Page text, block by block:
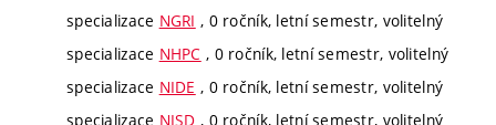
specializace NGRI , 0 ročník, letní semestr, volitelný
specializace NHPC , 0 ročník, letní semestr, volitelný
specializace NIDE , 0 ročník, letní semestr, volitelný
specializace NISD , 0 ročník, letní semestr, volitelný